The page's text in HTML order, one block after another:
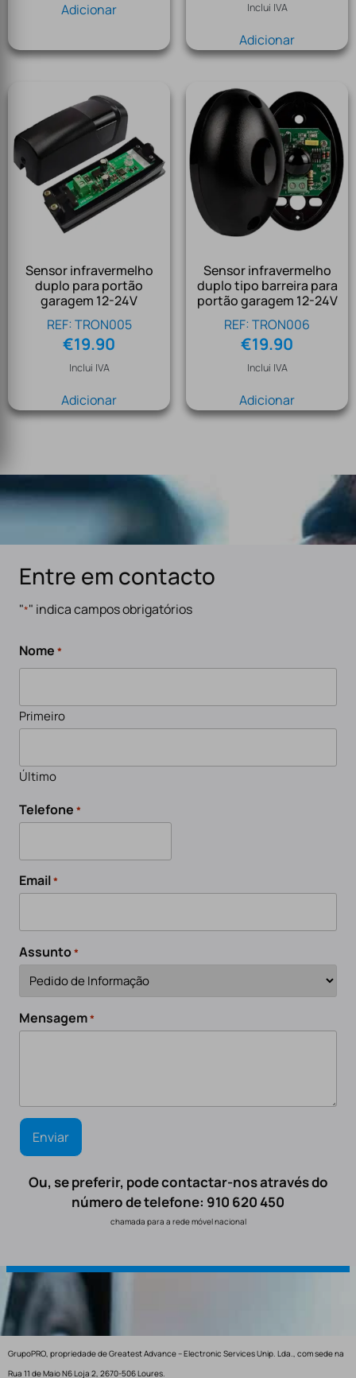
Adicionar Inclui IVA
Adicionar
Sensor infravermelho
duplo para portão
garagem 12-24V
REF: TRON005
€19.90
Inclui IVA
Adicionar
Sensor infravermelho
duplo tipo barreira para
portão garagem 12-24V
REF: TRON006
€19.90
Inclui IVA
Adicionar
Entre em contacto
"*" indica campos obrigatórios
Nome *
Primeiro
Último
Telefone *
Email*
Assunto*
Mensagem*
Ou, se preferir, pode contactar-nos através do
número de telefone: 910 620 450
chamada para a rede móvel nacional
GrupoPRO, propriedade de Greatest Advance – Electronic Services Unip. Lda., com sede na
Rua 11 de Maio N6 Loja 2, 2670-506 Loures.